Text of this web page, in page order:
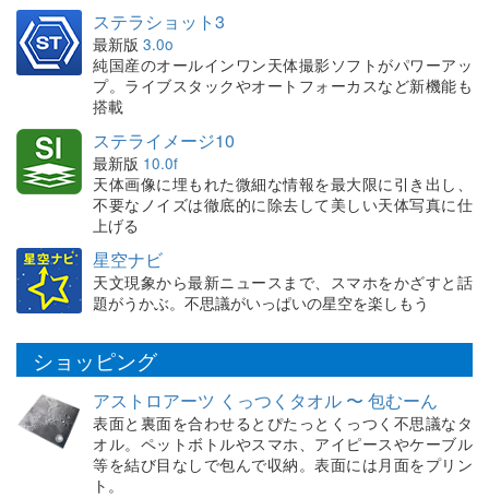
ステラショット3
最新版 3.0o
純国産のオールインワン天体撮影ソフトがパワーアッ
プ。ライブスタックやオートフォーカスなど新機能も
搭載
ステライメージ10
最新版 10.0f
天体画像に埋もれた微細な情報を最大限に引き出し、
不要なノイズは徹底的に除去して美しい天体写真に仕
上げる
星空ナビ
天文現象から最新ニュースまで、スマホをかざすと話
題がうかぶ。不思議がいっぱいの星空を楽しもう
ショッピング
アストロアーツ くっつくタオル 〜 包むーん
表面と裏面を合わせるとぴたっとくっつく不思議なタ
オル。ペットボトルやスマホ、アイピースやケーブル
等を結び目なしで包んで収納。表面には月面をプリン
ト。